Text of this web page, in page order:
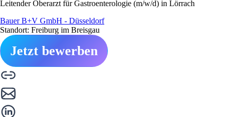
Leitender Oberarzt für Gastroenterologie (m/w/d) in Lörrach
Bauer B+V GmbH - Düsseldorf
Standort: Freiburg im Breisgau
Jetzt bewerben